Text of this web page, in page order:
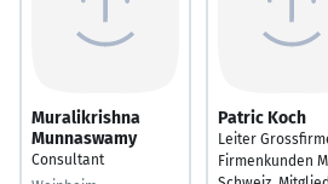
Muralikrishna
Munnaswamy
Consultant
Patric Koch
Leiter
Firmenkunden